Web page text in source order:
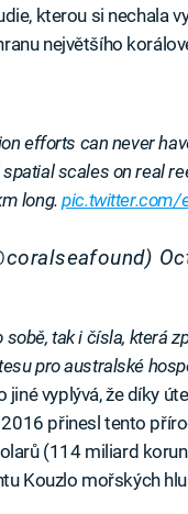
kterou si nechala
největšího
efforts can never
scales on real
long.pic.twitter.com/
tak i čísla, která
pro australské
vyplývá, že díky
přinesl tento
(114 miliard
Kouzlo mořských